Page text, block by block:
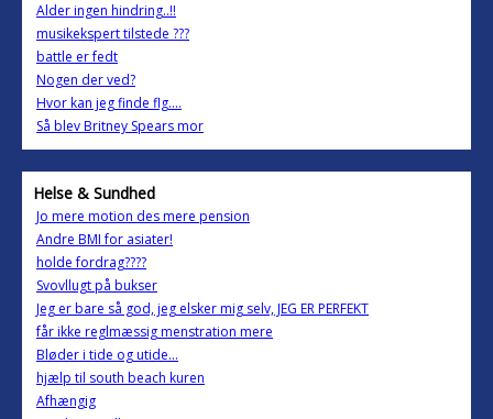
Alder ingen hindring..!!
musikekspert tilstede ???
battle er fedt
Nogen der ved?
Hvor kan jeg finde flg....
Så blev Britney Spears mor
Helse & Sundhed
Jo mere motion des mere pension
Andre BMI for asiater!
holde fordrag????
Svovllugt på bukser
Jeg er bare så god, jeg elsker mig selv, JEG ER PERFEKT
får ikke reglmæssig menstration mere
Bløder i tide og utide...
hjælp til south beach kuren
Afhængig